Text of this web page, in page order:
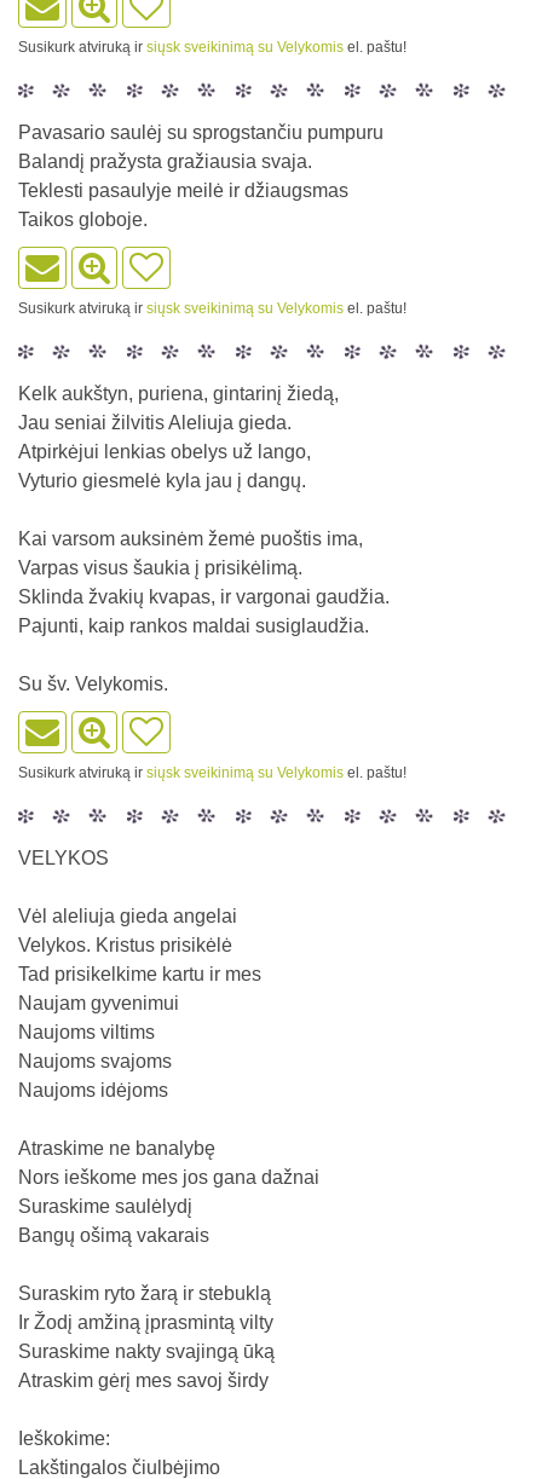
Susikurk atviruką ir siųsk sveikinimą su Velykomis el. paštu!
Pavasario saulėj su sprogstančiu pumpuru
Balandį pražysta gražiausia svaja.
Teklesti pasaulyje meilė ir džiaugsmas
Taikos globoje.
Susikurk atviruką ir siųsk sveikinimą su Velykomis el. paštu!
Kelk aukštyn, puriena, gintarinį žiedą,
Jau seniai žilvitis Aleliuja gieda.
Atpirkėjui lenkias obelys už lango,
Vyturio giesmelė kyla jau į dangų.
Kai varsom auksinėm žemė puoštis ima,
Varpas visus šaukia į prisikėlimą.
Sklinda žvakių kvapas, ir vargonai gaudžia.
Pajunti, kaip rankos maldai susiglaudžia.
Su šv. Velykomis.
Susikurk atviruką ir siųsk sveikinimą su Velykomis el. paštu!
VELYKOS
Vėl aleliuja gieda angelai
Velykos. Kristus prisikėlė
Tad prisikelkime kartu ir mes
Naujam gyvenimui
Naujoms viltims
Naujoms svajoms
Naujoms idėjoms
Atraskime ne banalybę
Nors ieškome mes jos gana dažnai
Suraskime saulėlydį
Bangų ošimą vakarais
Suraskim ryto žarą ir stebuklą
Ir Žodį amžiną įprasmintą vilty
Suraskime nakty svajingą ūką
Atraskim gėrį mes savoj širdy
Ieškokime:
Lakštingalos čiulbėjimo